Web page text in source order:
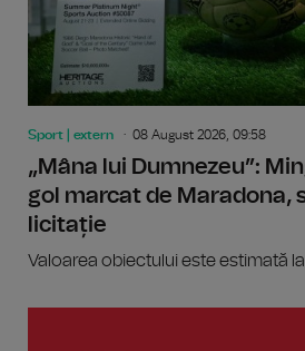
Sport | extern 08 August 2026, 09:58
„Mâna lui Dumnezeu”:
gol marcat de Maradona,
licitație
Valoarea obiectului este estimată